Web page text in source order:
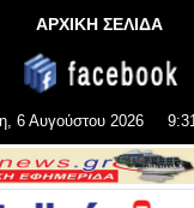
ΑΡΧΙΚΗ ΣΕΛΙΔΑ
6 Αυγούστου 2026